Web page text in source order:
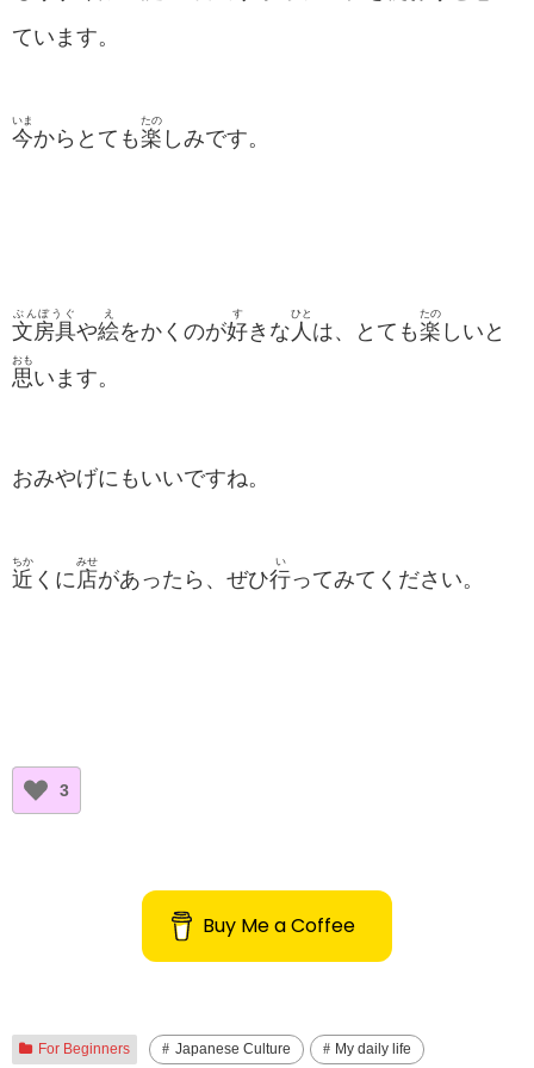
ています。
今
いま
からとても楽
たの
しみです。
文房具
ぶんぼうぐ
や絵
え
をかくのが好
す
きな 人
ひと
は、とても楽
たの
しいと
思
おも
います。
おみやげにもいいですね。
近
ちか
くに店
みせ
があったら、ぜひ行
い
ってみてください。
3
Buy Me a Coffee
For Beginners Japanese Culture My daily life